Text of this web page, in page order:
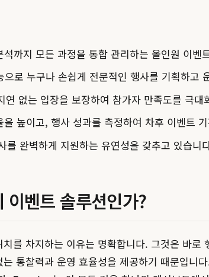
까지 모든 과정을 통합 관리하는 올인원 이벤
로 누구나 손쉽게 전문적인 행사를 기획하고
없는 입장을 보장하여 참가자 만족도를 극대
높이고, 행사 성과를 측정하여 차후 이벤트
완벽하게 지원하는 유연성을 갖추고 있습니
벤트 솔루션인가?
를 차지하는 이유는 명확합니다. 그것은 바
통찰력과 운영 효율성을 제공하기 때문입니